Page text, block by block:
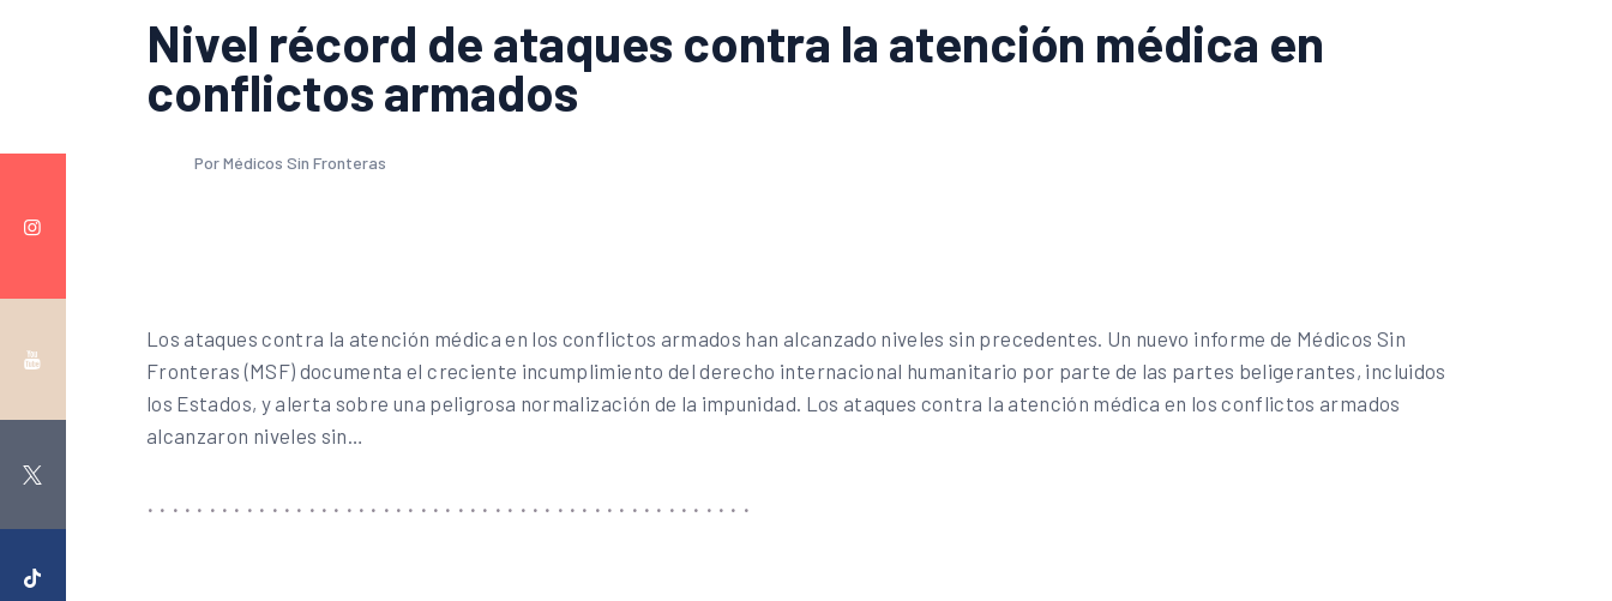
Nivel récord de ataques contra la atención médica en
conflictos armados
Por Médicos Sin Fronteras
Los ataques contra la atención médica en los conflictos armados han alcanzado niveles sin precedentes. Un nuevo informe de Médicos Sin
Fronteras (MSF) documenta el creciente incumplimiento del derecho internacional humanitario por parte de las partes beligerantes, incluidos
los Estados, y alerta sobre una peligrosa normalización de la impunidad. Los ataques contra la atención médica en los conflictos armados
alcanzaron niveles sin…